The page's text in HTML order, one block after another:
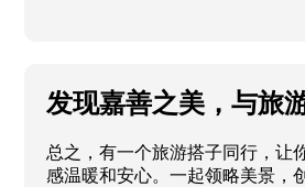
发现嘉善之美，与旅
总之，有一个旅游搭子同行，让
感温暖和安心。一起领略美景，